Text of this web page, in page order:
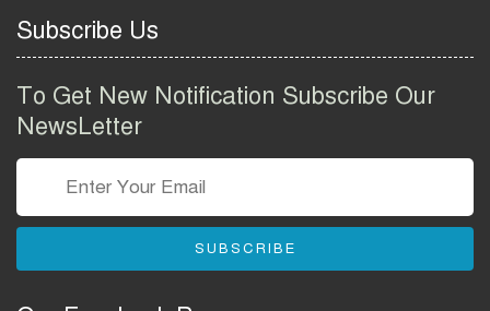
Group Job Circular 2026
তথ্য অধিদপ্তর নিয়োগ বিজ্ঞপ্তি
বাংলাদেশ পুলিশ এএসআই
Subscribe Us
To Get New Notification Subscribe Our
NewsLetter
SUBSCRIBE